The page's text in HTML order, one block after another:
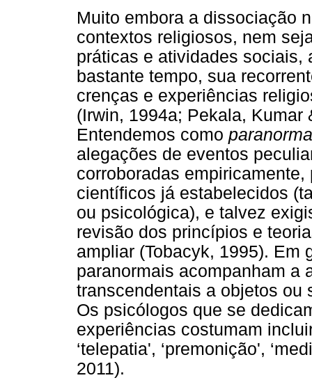
Muito embora a dissociação
contextos religiosos, nem
práticas e atividades sociais,
bastante tempo, sua
crenças e experiências
(Irwin, 1994a; Pekala,
Entendemos como
alegações de eventos
corroboradas
científicos já estabelecidos
ou psicológica), e talvez
revisão dos princípios e
ampliar (Tobacyk, 1995). Em
paranormais acompanham a
transcendentais a objetos ou
Os psicólogos que se
experiências costumam
‘telepatia', ‘premonição',
2011).